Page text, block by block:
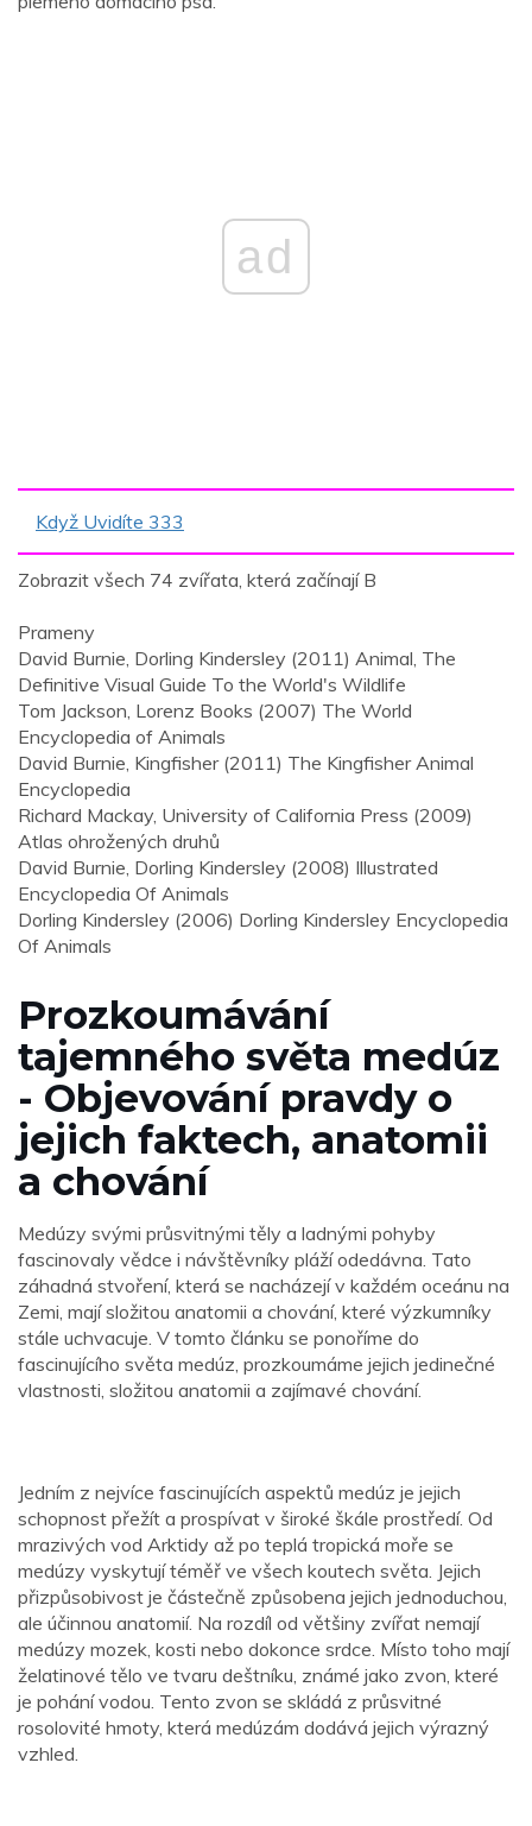
ad
Když Uvidíte 333
Zobrazit všech 74 zvířata, která začínají B
Prameny
David Burnie, Dorling Kindersley (2011) Animal, The
Definitive Visual Guide To the World's Wildlife
Tom Jackson, Lorenz Books (2007) The World
Encyclopedia of Animals
David Burnie, Kingfisher (2011) The Kingfisher Animal
Encyclopedia
Richard Mackay, University of California Press (2009)
Atlas ohrožených druhů
David Burnie, Dorling Kindersley (2008) Illustrated
Encyclopedia Of Animals
Dorling Kindersley (2006) Dorling Kindersley Encyclopedia
Of Animals
Prozkoumávání
tajemného světa medúz
- Objevování pravdy o
jejich faktech, anatomii
a chování
Medúzy svými průsvitnými těly a ladnými pohyby
fascinovaly vědce i návštěvníky pláží odedávna. Tato
záhadná stvoření, která se nacházejí v každém oceánu na
Zemi, mají složitou anatomii a chování, které výzkumníky
stále uchvacuje. V tomto článku se ponoříme do
fascinujícího světa medúz, prozkoumáme jejich jedinečné
vlastnosti, složitou anatomii a zajímavé chování.
Jedním z nejvíce fascinujících aspektů medúz je jejich
schopnost přežít a prospívat v široké škále prostředí. Od
mrazivých vod Arktidy až po teplá tropická moře se
medúzy vyskytují téměř ve všech koutech světa. Jejich
přizpůsobivost je částečně způsobena jejich jednoduchou,
ale účinnou anatomií. Na rozdíl od většiny zvířat nemají
medúzy mozek, kosti nebo dokonce srdce. Místo toho mají
želatinové tělo ve tvaru deštníku, známé jako zvon, které
je pohání vodou. Tento zvon se skládá z průsvitné
rosolovité hmoty, která medúzám dodává jejich výrazný
vzhled.